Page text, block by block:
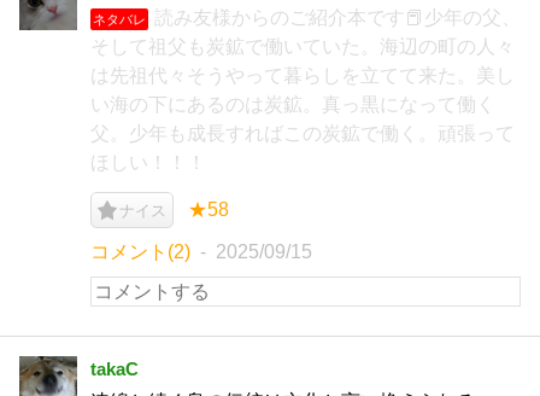
ネタバレ
読み友様からのご紹介本です📕少年の父、
そして祖父も炭鉱で働いていた。海辺の町の人々
は先祖代々そうやって暮らしを立てて来た。美し
い海の下にあるのは炭鉱。真っ黒になって働く
父。少年も成長すればこの炭鉱で働く。頑張って
ほしい！！！
ナイス ★58
コメント(2) 2025/09/15
takaC